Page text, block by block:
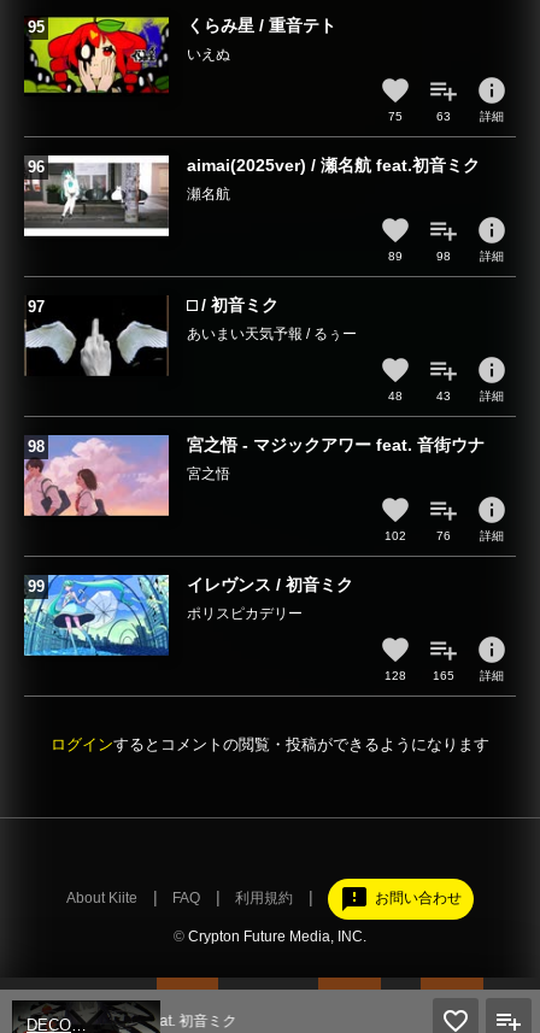
くらみ星 / 重音テト
いえぬ
75 63
info
詳細
aimai(2025ver) / 瀬名航 feat.初音ミク
瀬名航
89 98
info
詳細
⬜︎ / 初音ミク
あいまい天気予報 / るぅー
48 43
info
詳細
宮之悟 - マジックアワー feat. 音街ウナ
宮之悟
102 76
info
詳細
イレヴンス / 初音ミク
ポリスピカデリー
128 165
info
詳細
ログインするとコメントの閲覧・投稿ができるようになります
About Kiite FAQ 利用規約 feedback お問い合わせ
© Crypton Future Media, INC.
解剖 feat. 初音ミク